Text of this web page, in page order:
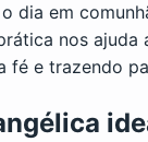
dia em
nos
e trazendo